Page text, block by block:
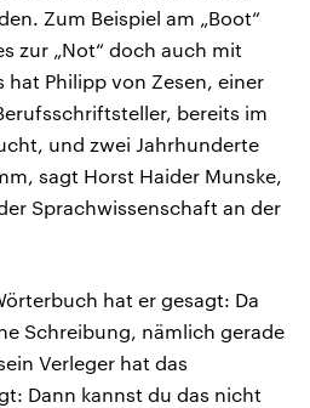
Zum Beispiel am „Boot“
zur „Not“ doch auch mit
hat Philipp von Zesen, einer
bereits im
und zwei Jahrhunderte
sagt Horst Haider Munske,
Sprachwissenschaft an der
hat er gesagt: Da
Schreibung, nämlich gerade
Verleger hat das
Dann kannst du das nicht